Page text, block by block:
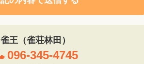
雀王（雀荘林田）
096-345-4745